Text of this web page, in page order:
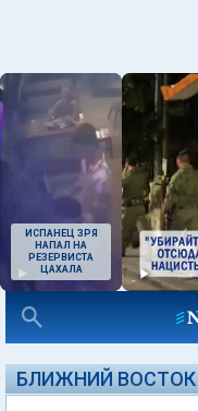
ИСПАНЕЦ ЗРЯ
НАПАЛ НА
РЕЗЕРВИСТА
ЦАХАЛА
БЛИЖНИЙ ВОСТОК